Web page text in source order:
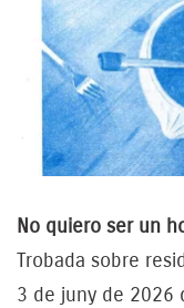
No quiero ser un
Trobada sobre
3 de juny de 2026